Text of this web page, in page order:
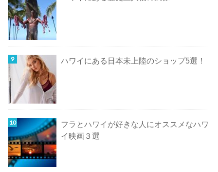
ハワイにある日本未上陸のショップ5選！
フラとハワイが好きな人にオススメなハワ
イ映画３選